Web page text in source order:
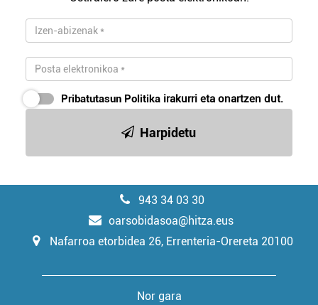
Pribatutasun Politika irakurri eta onartzen dut.
Harpidetu
943 34 03 30
oarsobidasoa@hitza.eus
Nafarroa etorbidea 26, Errenteria-Orereta 20100
Nor gara